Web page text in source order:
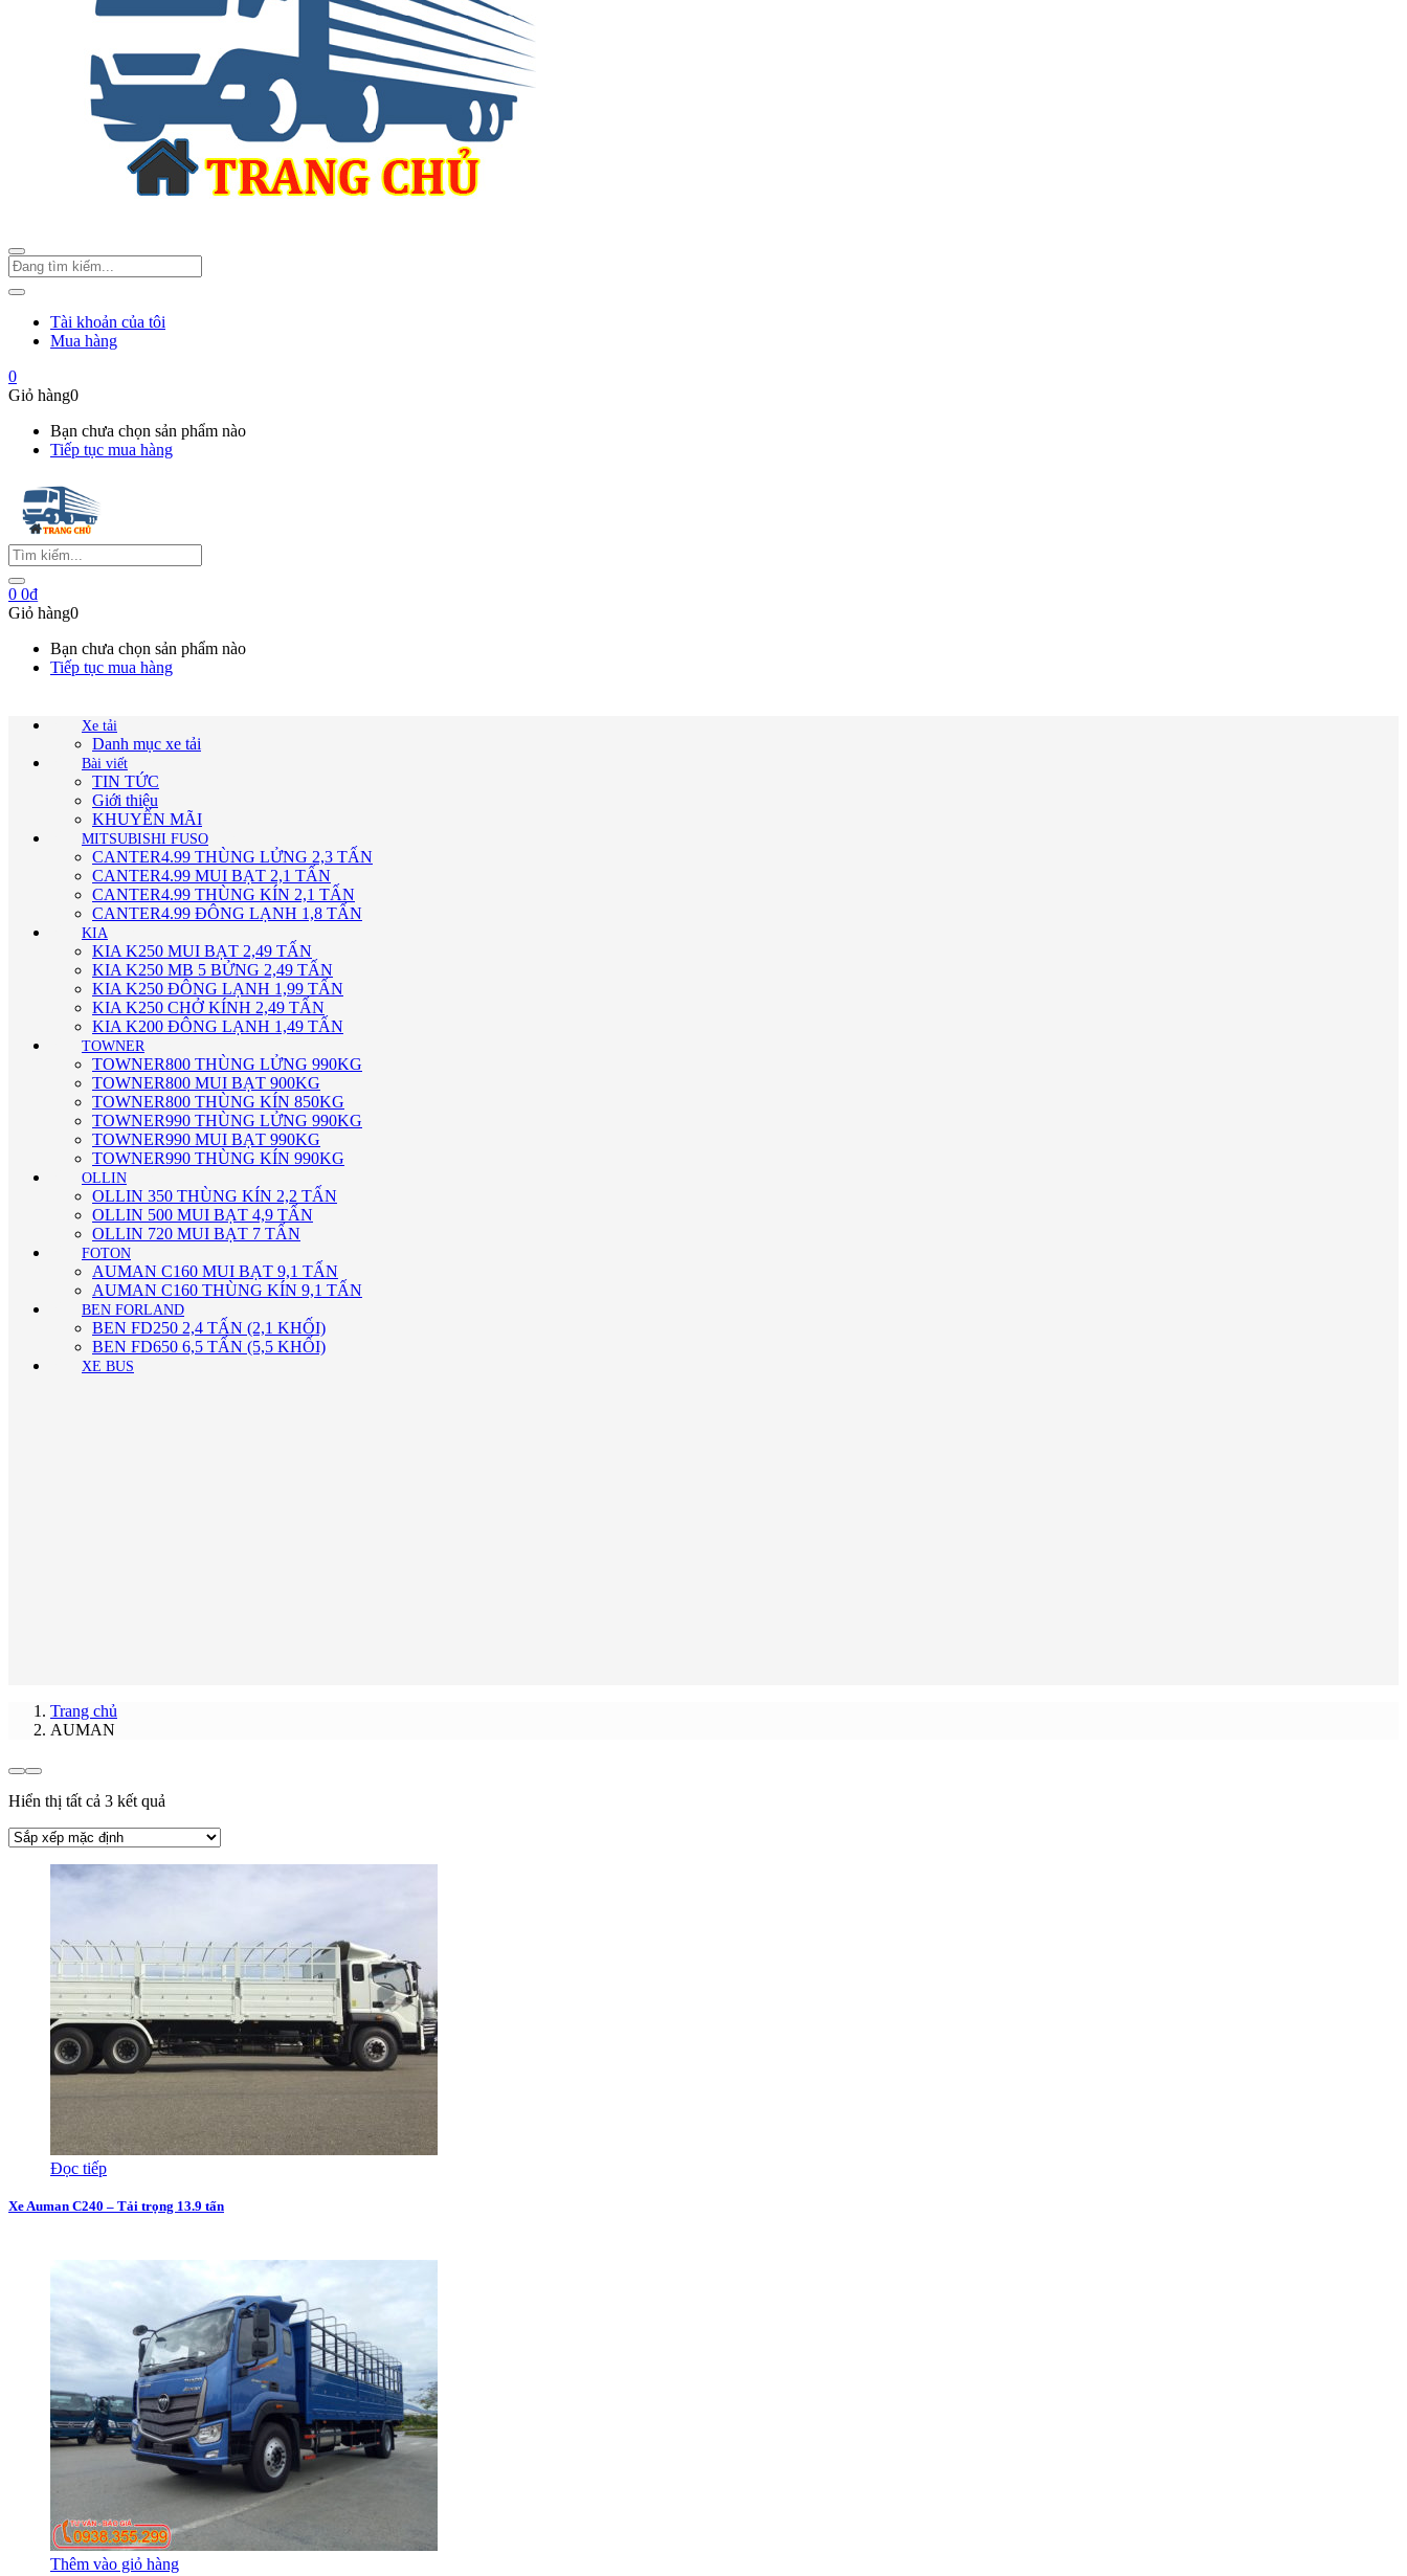
Tài khoản của tôi
Mua hàng
0
Giỏ hàng0
Bạn chưa chọn sản phẩm nào
Tiếp tục mua hàng
0 0₫
Giỏ hàng0
Bạn chưa chọn sản phẩm nào
Tiếp tục mua hàng
Xe tải
Danh mục xe tải
Bài viết
TIN TỨC
Giới thiệu
KHUYẾN MÃI
MITSUBISHI FUSO
CANTER4.99 THÙNG LỬNG 2,3 TẤN
CANTER4.99 MUI BẠT 2,1 TẤN
CANTER4.99 THÙNG KÍN 2,1 TẤN
CANTER4.99 ĐÔNG LẠNH 1,8 TẤN
KIA
KIA K250 MUI BẠT 2,49 TẤN
KIA K250 MB 5 BỬNG 2,49 TẤN
KIA K250 ĐÔNG LẠNH 1,99 TẤN
KIA K250 CHỞ KÍNH 2,49 TẤN
KIA K200 ĐÔNG LẠNH 1,49 TẤN
TOWNER
TOWNER800 THÙNG LỬNG 990KG
TOWNER800 MUI BẠT 900KG
TOWNER800 THÙNG KÍN 850KG
TOWNER990 THÙNG LỬNG 990KG
TOWNER990 MUI BẠT 990KG
TOWNER990 THÙNG KÍN 990KG
OLLIN
OLLIN 350 THÙNG KÍN 2,2 TẤN
OLLIN 500 MUI BẠT 4,9 TẤN
OLLIN 720 MUI BẠT 7 TẤN
FOTON
AUMAN C160 MUI BẠT 9,1 TẤN
AUMAN C160 THÙNG KÍN 9,1 TẤN
BEN FORLAND
BEN FD250 2,4 TẤN (2,1 KHỐI)
BEN FD650 6,5 TẤN (5,5 KHỐI)
XE BUS
Trang chủ
AUMAN
Hiển thị tất cả 3 kết quả
Đọc tiếp
Xe Auman C240 – Tải trọng 13.9 tấn
Thêm vào giỏ hàng